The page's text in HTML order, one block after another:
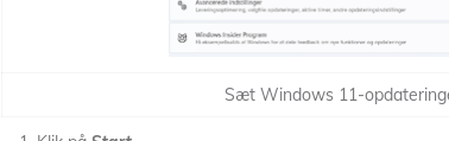
Sæt Windows 11-